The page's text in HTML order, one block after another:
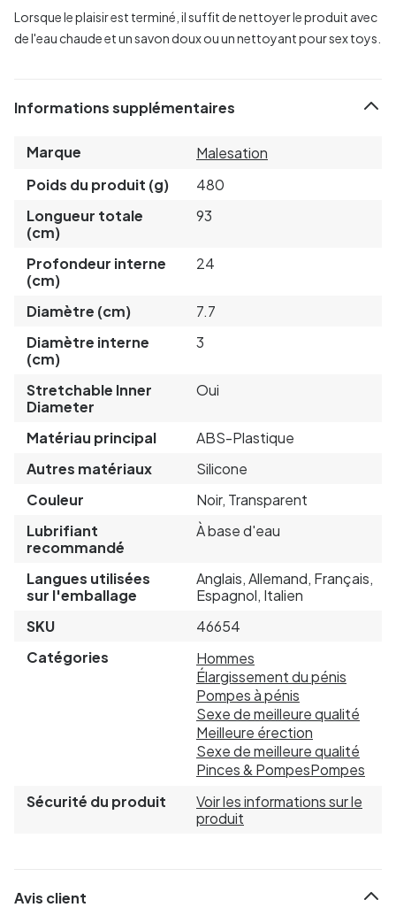
Lorsque le plaisir est terminé, il suffit de nettoyer le produit avec
de l'eau chaude et un savon doux ou un nettoyant pour sex toys.
Informations supplémentaires
Marque
Malesation
Poids du produit (g)
480
Longueur totale
(cm)
93
Profondeur interne
(cm)
24
Diamètre (cm)
7.7
Diamètre interne
(cm)
3
Stretchable Inner
Diameter
Oui
Matériau principal
ABS-Plastique
Autres matériaux
Silicone
Couleur
Noir, Transparent
Lubrifiant
recommandé
À base d'eau
Langues utilisées
sur l'emballage
Anglais, Allemand, Français,
Espagnol, Italien
SKU
46654
Catégories
Hommes
Élargissement du pénis
Pompes à pénis
Sexe de meilleure qualité
Meilleure érection
Sexe de meilleure qualité
Pinces & PompesPompes
Sécurité du produit
Voir les informations sur le
produit
Avis client